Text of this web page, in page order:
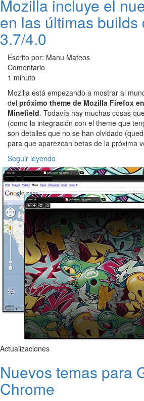
Mozilla incluye el
en las últimas builds
3.7/4.0
Escrito por: Manu Mateos
Comentario
1 minuto
Mozilla está empezando a mostrar al
del próximo theme de Mozilla Firefox
Minefield. Todavía hay muchas cosas
(como la integración con el theme que
son detalles que no se han olvidado
para que aparezcan betas de la próxima
Seguir leyendo
Actualizaciones
Nuevos temas para
Chrome